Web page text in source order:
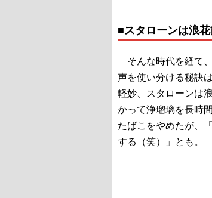
■スタローンは浪
そんな時代を経て
声を使い分ける秘訣
軽妙、スタローンは
かって浄瑠璃を長時
たばこをやめたが、
する（笑）」とも。